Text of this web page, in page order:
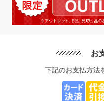
お
下記のお支払方法